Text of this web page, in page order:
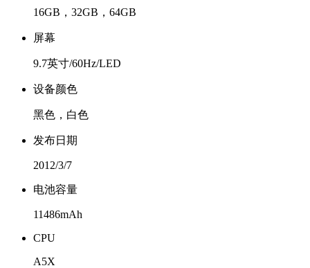
16GB，32GB，64GB
屏幕
9.7英寸/60Hz/LED
设备颜色
黑色，白色
发布日期
2012/3/7
电池容量
11486mAh
CPU
A5X